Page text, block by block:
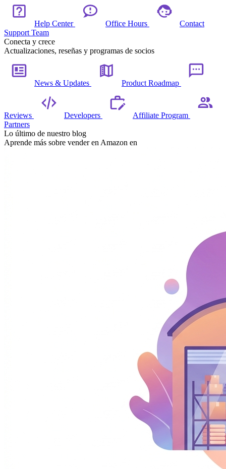
Help Center Office Hours
Contact
Support Team
Conecta y crece
Actualizaciones, reseñas y programas de socios
News & Updates Product Roadmap
Reviews Developers
Affiliate Program
Partners
Lo último de nuestro blog
Aprende más sobre vender en Amazon en